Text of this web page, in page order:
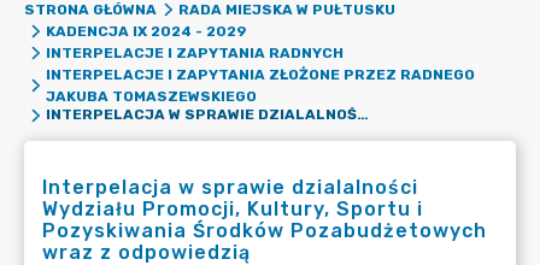
STRONA GŁÓWNA
RADA MIEJSKA W PUŁTUSKU
KADENCJA IX 2024 - 2029
INTERPELACJE I ZAPYTANIA RADNYCH
INTERPELACJE I ZAPYTANIA ZŁOŻONE PRZEZ RADNEGO
JAKUBA TOMASZEWSKIEGO
INTERPELACJA W SPRAWIE DZIALALNOŚCI WYDZIAŁU PROMOCJI, KULTURY, SPORTU I POZYSKIWANIA ŚRODKÓW POZABUDŻETOWYCH WRAZ Z ODPOWIEDZIĄ
Interpelacja w sprawie dzialalności
Wydziału Promocji, Kultury, Sportu i
Pozyskiwania Środków Pozabudżetowych
wraz z odpowiedzią